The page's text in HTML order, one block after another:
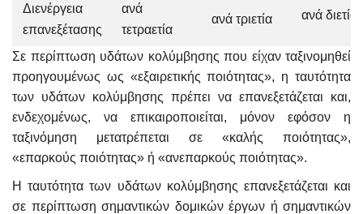
Διενέργεια
επανεξέτασης
ανά
τετραετία
ανά τριετία ανά διετία
Σε περίπτωση υδάτων κολύμβησης που είχαν ταξινομηθεί
προηγουμένως ως «εξαιρετικής ποιότητας», η ταυτότητα
των υδάτων κολύμβησης πρέπει να επανεξετάζεται και,
ενδεχομένως, να επικαιροποιείται, μόνον εφόσον η
ταξινόμηση μετατρέπεται σε «καλής ποιότητας»,
«επαρκούς ποιότητας» ή «ανεπαρκούς ποιότητας».
Η ταυτότητα των υδάτων κολύμβησης επανεξετάζεται και
σε περίπτωση σημαντικών δομικών έργων ή σημαντικών